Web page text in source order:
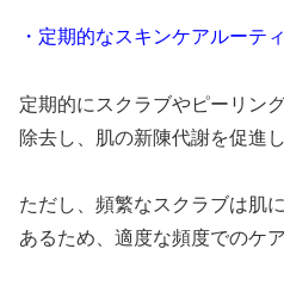
・定期的なスキンケアルーテ
定期的にスクラブやピーリン
除去し、肌の新陳代謝を促進し
ただし、頻繁なスクラブは肌
あるため、適度な頻度でのケ